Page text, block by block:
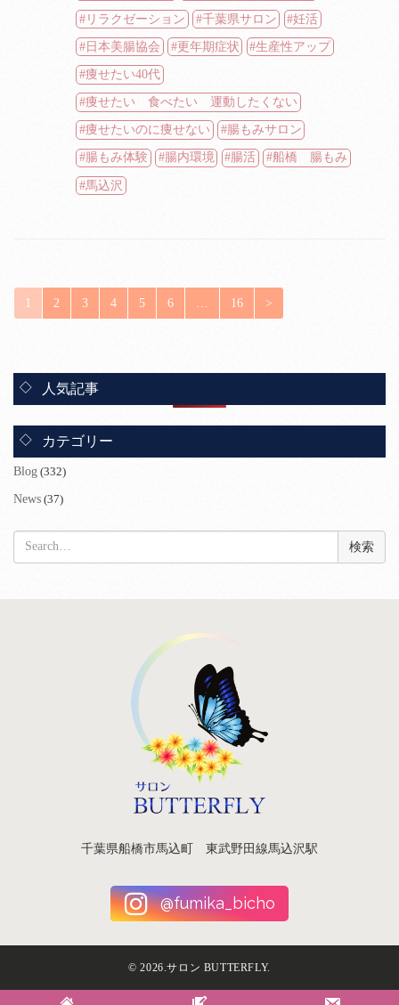
リラクゼーション 千葉県サロン 妊活
日本美腸協会 更年期症状 生産性アップ
痩せたい40代
痩せたい 食べたい 運動したくない
痩せたいのに痩せない 腸もみサロン
腸もみ体験 腸内環境 腸活 船橋 腸もみ
馬込沢
1 2 3 4 5 6 16 >
人気記事
カテゴリー
Blog (332)
News (37)
索:
千葉県船橋市馬込町 東武野田線馬込沢駅
@fumika_bicho
©2026.サロン BUTTERFLY.